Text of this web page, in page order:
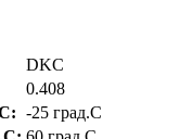
DKC
0.408
-25 град.C